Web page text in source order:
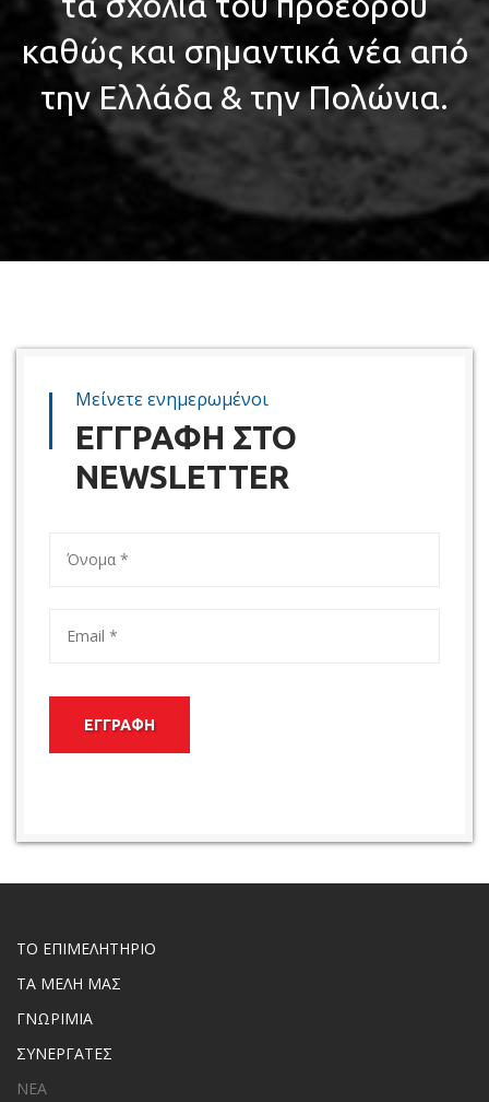
καθώς και σημαντικά νέα από
την Ελλάδα & την Πολώνια.
Μείνετε ενημερωμένοι
ΕΓΓΡΑΦΗ ΣΤΟ
NEWSLETTER
ΕΓΓΡΑΦΗ
ΤΟ ΕΠΙΜΕΛΗΤΗΡΙΟ
ΤΑ ΜΕΛΗ ΜΑΣ
ΓΝΩΡΙΜΙΑ
ΣΥΝΕΡΓΑΤΕΣ
ΝΕΑ